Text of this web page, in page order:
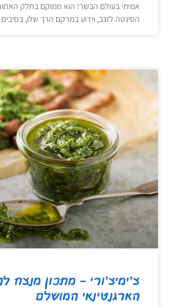
אמיתי בעולם הבשר! הוא ממוקם בחלק האחורי של
הסינטה לזנב, וידוע במרקם הרך שלו, בסיבים
צ’ימיצ’ורי – מתכון מנצח
הארגנטינאי המושלם